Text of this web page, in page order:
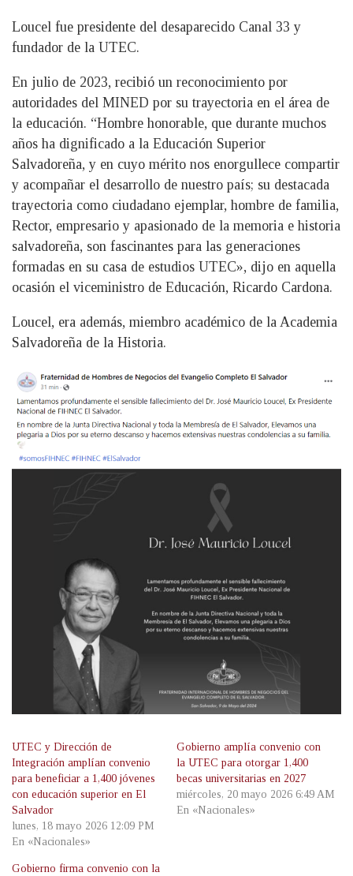
Loucel fue presidente del desaparecido Canal 33 y
fundador de la UTEC.
En julio de 2023, recibió un reconocimiento por
autoridades del MINED por su trayectoria en el área de
la educación. “Hombre honorable, que durante muchos
años ha dignificado a la Educación Superior
Salvadoreña, y en cuyo mérito nos enorgullece compartir
y acompañar el desarrollo de nuestro país; su destacada
trayectoria como ciudadano ejemplar, hombre de familia,
Rector, empresario y apasionado de la memoria e historia
salvadoreña, son fascinantes para las generaciones
formadas en su casa de estudios UTEC», dijo en aquella
ocasión el viceministro de Educación, Ricardo Cardona.
Loucel, era además, miembro académico de la Academia
Salvadoreña de la Historia.
UTEC y Dirección de
Integración amplían convenio
para beneficiar a 1,400 jóvenes
con educación superior en El
Salvador
lunes, 18 mayo 2026 12:09 PM
En «Nacionales»
Gobierno amplía convenio con
la UTEC para otorgar 1,400
becas universitarias en 2027
miércoles, 20 mayo 2026 6:49 AM
En «Nacionales»
Gobierno firma convenio con la